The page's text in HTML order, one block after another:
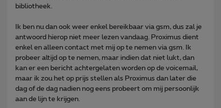
bibliotheek.
Ik ben nu dan ook weer enkel bereikbaar via gsm, dus zal je
antwoord hierop niet meer lezen vandaag. Proximus dient
enkel en alleen contact met mij op te nemen via gsm. Ik
probeer altijd op te nemen, maar indien dat niet lukt, dan
kan er een bericht achtergelaten worden op de voicemail,
maar ik zou het op prijs stellen als Proximus dan later die
dag of de dag nadien nog eens probeert om mij persoonlijk
aan de lijn te krijgen.